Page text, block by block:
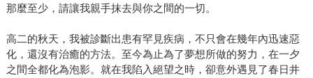
那麼至少，請讓我親手抹去與你之間的一切。
高二的秋天，我被診斷出患有罕見疾病，不只會在幾年內迅速惡
化，還沒有治癒的方法。至今為止為了夢想所做的努力，在一夕
之間全都化為泡影。就在我陷入絕望之時，卻意外遇見了春日井